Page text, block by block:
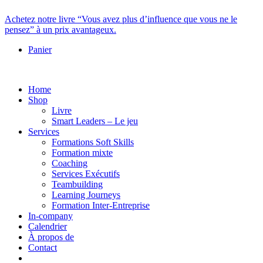
Achetez notre livre “Vous avez plus d’influence que vous ne le
pensez” à un prix avantageux.
Panier
Home
Shop
Livre
Smart Leaders – Le jeu
Services
Formations Soft Skills
Formation mixte
Coaching
Services Exécutifs
Teambuilding
Learning Journeys
Formation Inter-Entreprise
In-company
Calendrier
À propos de
Contact